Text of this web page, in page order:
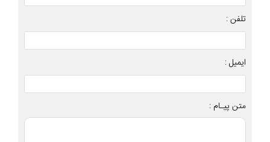
تلفن :
ایمیل :
متن پیـام :